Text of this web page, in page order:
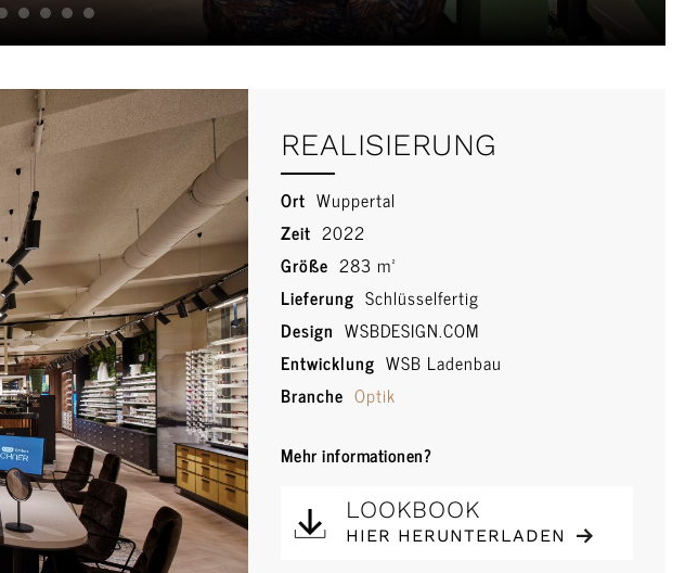
REALISIERUNG
Ort Wuppertal
Zeit 2022
Größe 283 m²
Lieferung Schlüsselfertig
Design WSBDESIGN.COM
Entwicklung WSB Ladenbau
Branche Optik
Mehr informationen?
LOOKBOOK
HIER HERUNTERLADEN